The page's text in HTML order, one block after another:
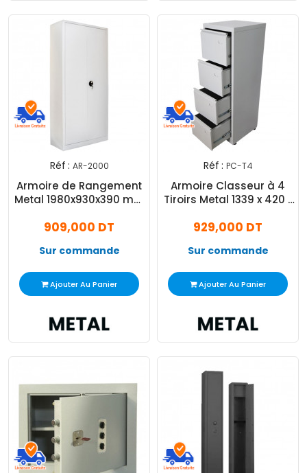
Réf : AR-2000
Armoire de Rangement
Metal 1980x930x390 mm
909,000 DT
Sur commande
Ajouter Au Panier
Réf : PC-T4
Armoire Classeur à 4
Tiroirs Metal 1339 x 420 x
929,000 DT
Sur commande
Ajouter Au Panier